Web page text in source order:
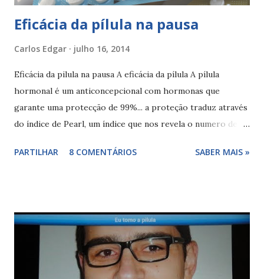
Eficácia da pílula na pausa
Carlos Edgar julho 16, 2014
Eficácia da pilula na pausa A eficácia da pílula A pílula
hormonal é um anticoncepcional com hormonas que
garante uma protecção de 99%... a proteção traduz através
do índice de Pearl, um índice que nos revela o numero de
durante 1 ano. Índice de Pearl da pilula hormonal (0,1 é 1,0
horas, sem vómitos ou diarreias nas 4 horas seguintes à
toma e não tomar medicamentos que interfiram com a
pílula. A eficácia da pílula durante a pausa As pilulas com
pausa entre as cartelas ou carteiras mantêm a sua eficácia,
PARTILHAR 8 COMENTÁRIOS SABER MAIS »